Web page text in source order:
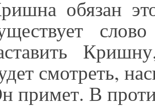
обязан
смотреть,
примет. В